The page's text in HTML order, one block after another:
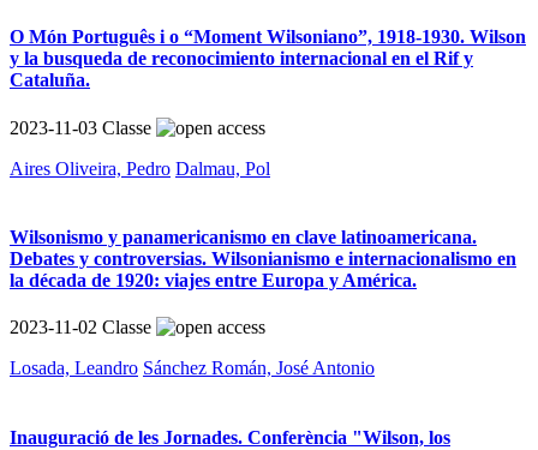
O Món Português i o “Moment Wilsoniano”, 1918-1930. Wilson
y la busqueda de reconocimiento internacional en el Rif y
Cataluña.
2023-11-03 Classe
Aires Oliveira, Pedro Dalmau, Pol
Wilsonismo y panamericanismo en clave latinoamericana.
Debates y controversias. Wilsonianismo e internacionalismo en
la década de 1920: viajes entre Europa y América.
2023-11-02 Classe
Losada, Leandro Sánchez Román, José Antonio
Inauguració de les Jornades. Conferència "Wilson, los